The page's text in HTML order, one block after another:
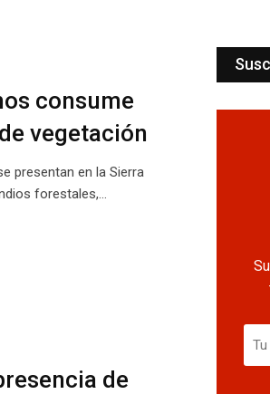
consume
vegetación
presentan en la Sierra
forestales,…
de